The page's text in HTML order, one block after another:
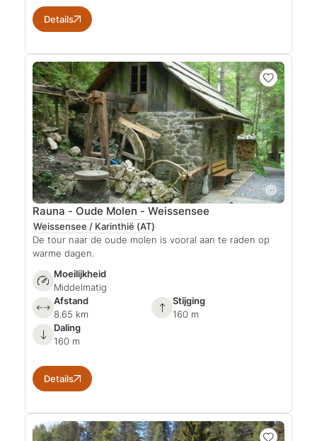
Details
Rauna - Oude Molen - Weissensee
Weissensee / Karinthië (AT)
De tour naar de oude molen is vooral aan te raden op
warme dagen.
Moeilijkheid
Middelmatig
Afstand
8.65 km
Stijging
160 m
Daling
160 m
Details